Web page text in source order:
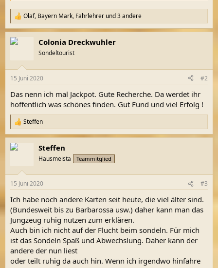
R
e
a
k
e
:
Olaf, Bayern Mark, Fahrlehrer und 3 andere
Colonia Dreckwuhler
Sondeltourist
15 Juni 2020 #2
Das nenn ich mal Jackpot. Gute Recherche. Da werdet ihr
hoffentlich was schönes finden. Gut Fund und viel Erfolg !
R
e
a
k
e
:
Steffen
Steffen
Hausmeista Teammitglied
15 Juni 2020 #3
Ich habe noch andere Karten seit heute, die viel älter sind.
(Bundesweit bis zu Barbarossa usw.) daher kann man das
Jungzeug ruhig nutzen zum erklären.
Auch bin ich nicht auf der Flucht beim sondeln. Für mich
ist das Sondeln Spaß und Abwechslung. Daher kann der
andere der nun liest
oder teilt ruhig da auch hin. Wenn ich irgendwo hinfahre